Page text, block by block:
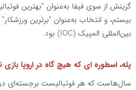
گزینش از سوی فیفا به‌عنوان "بهترین
بیستم، و انتخاب به‌عنوان "برترین
بین‌المللى المپیک (IOC) بود.
پله، اسطوره ای که هیچ گاه در اروپا بازی
سال‌هاست که هر فوتبالیست برجسته‌ای